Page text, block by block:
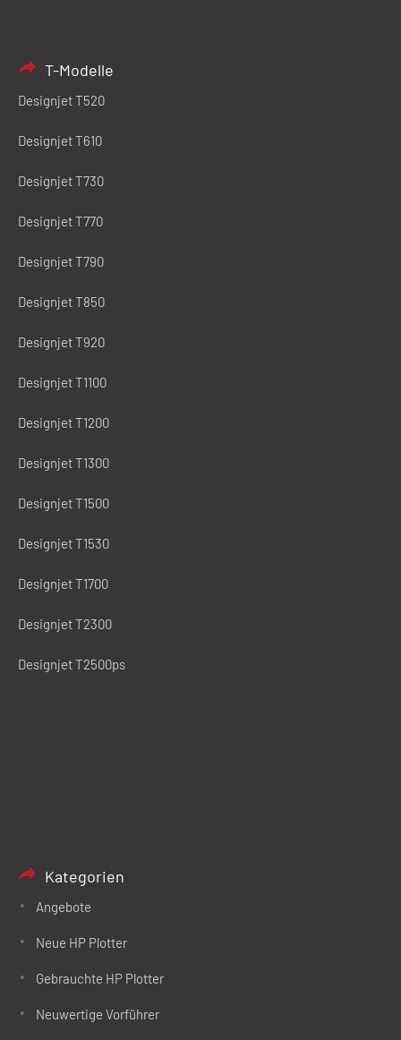
T-Modelle
Designjet T520
Designjet T610
Designjet T730
Designjet T770
Designjet T790
Designjet T850
Designjet T920
Designjet T1100
Designjet T1200
Designjet T1300
Designjet T1500
Designjet T1530
Designjet T1700
Designjet T2300
Designjet T2500ps
Kategorien
Angebote
Neue HP Plotter
Gebrauchte HP Plotter
Neuwertige Vorführer